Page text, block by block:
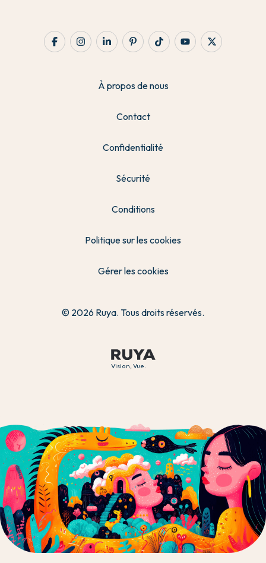
Vision, Vue.
À propos de nous
Contact
Confidentialité
Sécurité
Conditions
Politique sur les cookies
Gérer les cookies
© 2026 Ruya. Tous droits réservés.